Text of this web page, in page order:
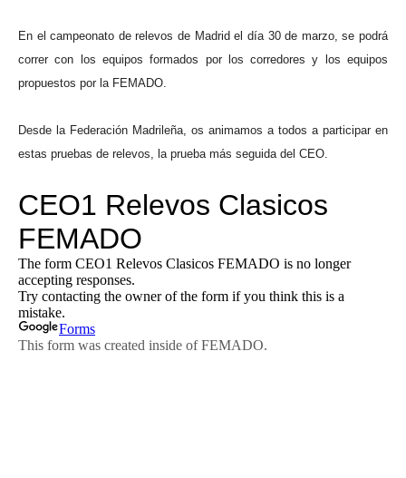
En el campeonato de relevos de Madrid el día 30 de marzo, se podrá
correr con los equipos formados por los corredores y los equipos
propuestos por la FEMADO.
Desde la Federación Madrileña, os animamos a todos a participar en
estas pruebas de relevos, la prueba más seguida del CEO.